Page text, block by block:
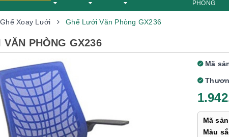
PHÒNG
Ghế Xoay Lưới Ghế Lưới Văn Phòng GX236
PHÒNG GX236
Mã
Mã
Màu